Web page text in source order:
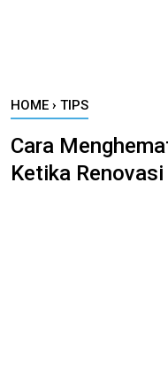
HOME › TIPS
Cara
Ketika Renovasi